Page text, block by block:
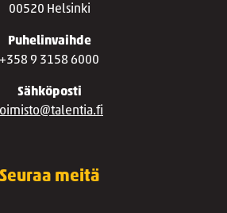
00520 Helsinki
Puhelinvaihde
+358 9 3158 6000
Sähköposti
Seuraa meitä